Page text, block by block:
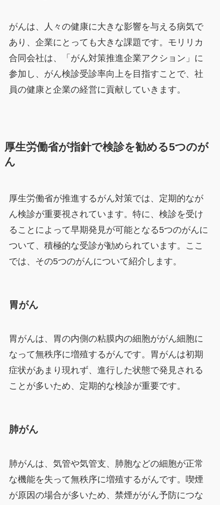
がんは、人々の健康に大きな影響を与える病気で
あり、企業にとっても大きな課題です。モリリカ
合同会社は、「がん対策推進企業アクション」に
参加し、がん検診受診率向上を目指すことで、社
員の健康と企業の経営に貢献していきます。
厚生労働省が指針で検診を勧める5つのが
ん
厚生労働省が推進するがん対策では、定期的なが
ん検診が重要視されています。特に、検診を受け
ることによって早期発見が可能となる5つのがんに
ついて、積極的な受診が勧められています。ここ
では、その5つのがんについて紹介します。
胃がん
胃がんは、胃の内側の粘膜内の細胞ががん細胞に
なって無秩序に増殖するがんです。胃がんは初期
症状があまり現れず、進行した状態で発見される
ことが多いため、定期的な検診が重要です。
肺がん
肺がんは、気管や気管支、肺胞などの細胞が正常
な機能を失って無秩序に増殖するがんです。喫煙
が原因の場合が多いため、禁煙ががん予防につな